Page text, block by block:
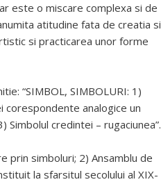
este o miscare complexa si de
atitudine fata de creatia si
si practicarea unor forme
“SIMBOL, SIMBOLURI: 1)
corespondente analogice un
credintei – rugaciunea”.
prin simboluri; 2) Ansamblu de
la sfarsitul secolului al XIX-